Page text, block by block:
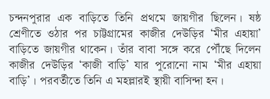
চন্দনপুরার এক বাড়িতে তিনি প্রথমে জায়গীর ছিলেন। ষষ্ঠ
শ্রেণীতে ওঠার পর চাট্টগ্রামের কাজীর দেউড়ির ‘মীর এহায়া’
বাড়িতে জায়গীর থাকেন। তাঁর বাবা সঙ্গে করে পৌঁছে দিলেন
কাজীর দেউড়ির ‘কাজী বাড়ি’ যার পুরোনো নাম ‘মীর এহায়া
বাড়ি’। পরবর্তীতে তিনি এ মহল্লারই স্থায়ী বাসিন্দা হন।